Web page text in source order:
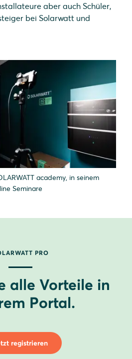
aber auch Schüler,
bei Solarwatt und
academy, in seinem
Seminare
PRO
alle Vorteile in
Portal.
registrieren